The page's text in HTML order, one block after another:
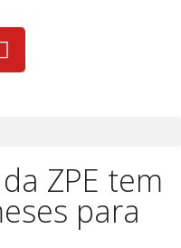
ZPE tem
para